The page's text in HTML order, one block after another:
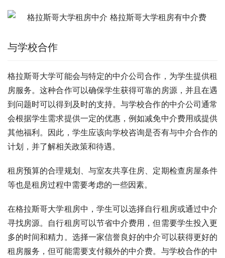
与学校合作
格拉斯哥大学可能会与特定的中介公司合作，为学生提供租
房服务。这种合作可以确保学生获得可靠的房源，并且在遇
到问题时可以得到及时的支持。与学校合作的中介公司通常
会根据学生需求提供一定的优惠，例如减免中介费用或提供
其他福利。因此，学生应该向学校咨询是否有与中介合作的
计划，并了解相关政策和待遇。
租房预算的合理规划、与室友共享住房、定期检查房屋条件
等也是租房过程中需要考虑的一些因素。
在格拉斯哥大学租房中，学生可以选择自行租房或通过中介
寻找房源。自行租房可以节省中介费用，但需要学生投入更
多的时间和精力。选择一家信誉良好的中介可以获得更好的
租房服务，但可能需要支付额外的中介费。与学校合作的中